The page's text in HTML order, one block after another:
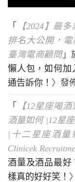
「
【2024】最
排名大公開，電
臺灣電商顧問」
懶人包，如何加
通告訴你！ 〉發
「
【12星座喝
酒量如何 |12星
|十二星座酒量
Clinicek
酒量及酒品最好
樣真的好好笑！